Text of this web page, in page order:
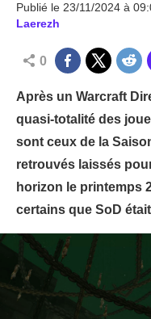
Publié le 23/11/2024 à
Laerezh
0
Après un Warcraft
quasi-totalité des
sont ceux de la
retrouvés laissés
horizon le printemps
certains que SoD